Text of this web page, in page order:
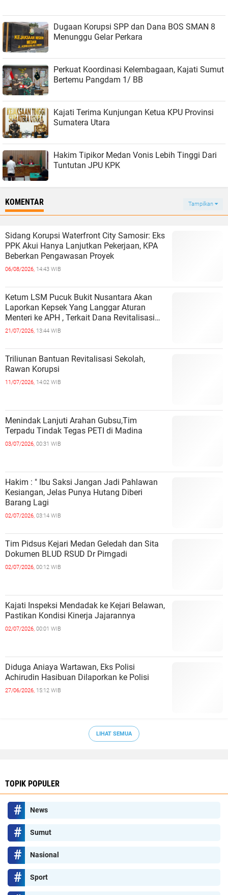
Dugaan Korupsi SPP dan Dana BOS SMAN 8
Menunggu Gelar Perkara
Perkuat Koordinasi Kelembagaan, Kajati Sumut
Bertemu Pangdam 1/ BB
Kajati Terima Kunjungan Ketua KPU Provinsi
Sumatera Utara
Hakim Tipikor Medan Vonis Lebih Tinggi Dari
Tuntutan JPU KPK
KOMENTAR Tampilkan
Sidang Korupsi Waterfront City Samosir: Eks
PPK Akui Hanya Lanjutkan Pekerjaan, KPA
Beberkan Pengawasan Proyek
06/08/2026, 14:43 WIB
Ketum LSM Pucuk Bukit Nusantara Akan
Laporkan Kepsek Yang Langgar Aturan
Menteri ke APH , Terkait Dana Revitalisasi
Sekolah
21/07/2026, 13:44 WIB
Triliunan Bantuan Revitalisasi Sekolah,
Rawan Korupsi
11/07/2026, 14:02 WIB
Menindak Lanjuti Arahan Gubsu,Tim
Terpadu Tindak Tegas PETI di Madina
03/07/2026, 00:31 WIB
Hakim : " Ibu Saksi Jangan Jadi Pahlawan
Kesiangan, Jelas Punya Hutang Diberi
Barang Lagi
02/07/2026, 03:14 WIB
Tim Pidsus Kejari Medan Geledah dan Sita
Dokumen BLUD RSUD Dr Pirngadi
02/07/2026, 00:12 WIB
Kajati Inspeksi Mendadak ke Kejari Belawan,
Pastikan Kondisi Kinerja Jajarannya
02/07/2026, 00:01 WIB
Diduga Aniaya Wartawan, Eks Polisi
Achirudin Hasibuan Dilaporkan ke Polisi
27/06/2026, 15:12 WIB
LIHAT SEMUA
TOPIK POPULER
News
Sumut
Nasional
Sport